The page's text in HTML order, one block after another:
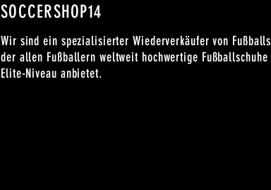
SOCCERSHOP14
Wir sind ein spezialisierter Wiederverkäufer von
der allen Fußballern weltweit hochwertige Fußballschuhe
Elite-Niveau anbietet.